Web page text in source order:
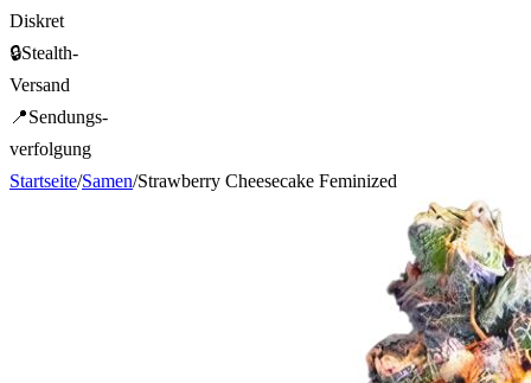
Diskret
🔒Stealth-
Versand
📍Sendungs-
verfolgung
Startseite/Samen/Strawberry Cheesecake Feminized